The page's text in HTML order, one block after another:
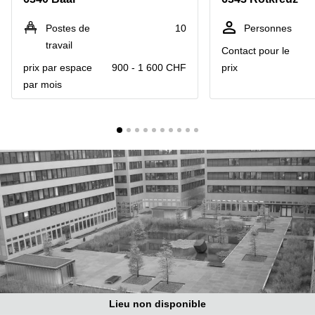
Coworking
Coworking
Coworking
Basel
Coworking
Neuchâtel
Coworking
Bienne
Coworking
Nyon
Coworking
Versoix
Coworking
la Cité
de la
Rue de la
Corraterie
5 Genève
Place
Casa-
Bamba
1-3
Genève
Rue de
Lausanne
Postes de
travail
10
prix par espace
par mois
900 - 1 600 CHF
Personnes
Contact pour le
prix
Lieu non disponible